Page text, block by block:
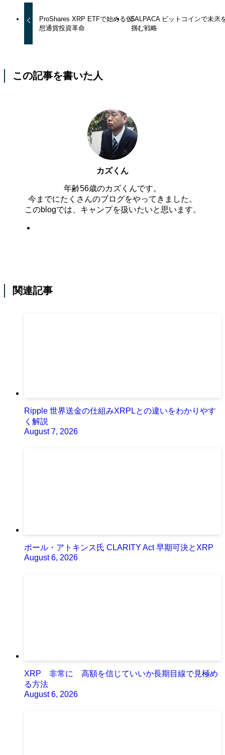
ProShares XRP ETFで始める仮
想通貨投資革命
$ALPACA ビットコインで未来
掴む戦略
この記事を書いた人
カズくん
年齢56歳のカズくんです。
今までにたくさんのブログをやってきました。
このblogでは、キャンプを扱いたいと思います。
関連記事
Ripple 世界送金の仕組みXRPLとの違いをわかりやす
く解説
August 7, 2026
ポール・アトキンス氏 CLARITY Act 早期可決とXRP
August 6, 2026
XRP 非常に 高額を信じていいか長期目線で見極め
る方法
August 6, 2026